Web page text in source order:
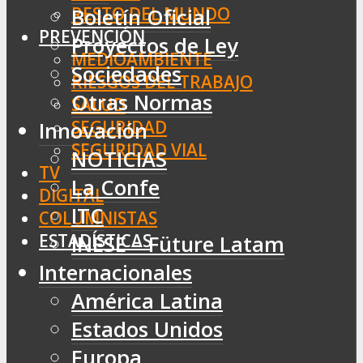
RESTO DEL MUNDO
PREVENCIÓN
MEDIOAMBIENTE
RIESGOS DEL TRABAJO
SALUD
SEGURIDAD
SEGURIDAD VIAL
TV
DIGITAL
COLUMNISTAS
ESTADÍSTICAS
Boletín Oficial
Proyectos de Ley
Sociedades
Otras Normas
Innovación
NOTICIAS
La Confe
ITC
INESE – Füture Latam
Internacionales
América Latina
Estados Unidos